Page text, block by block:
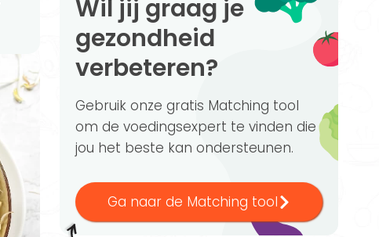
Wil jij graag je
gezondheid
verbeteren?
Gebruik onze gratis Matching tool
om de voedingsexpert te vinden die
jou het beste kan ondersteunen.
Ga naar de Matching tool